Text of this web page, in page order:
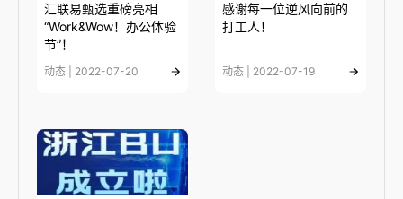
汇联易甄选重磅亮相
“Work&Wow！办公体验
节”！
动态 | 2022-07-20
感谢每一位逆风向前的
打工人！
动态 | 2022-07-19